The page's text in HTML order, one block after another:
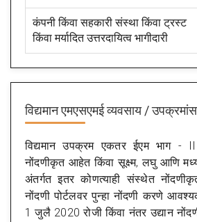
कंपनी किंवा सहकारी संस्था किंवा ट्रस्ट
किंवा मर्यादित उत्तरदायित्व भागीदारी
विद्यमान एमएसएमई व्यवसाय /
विद्यमान उपक्रम एकतर ईएम भाग -
नोंदणीकृत आहेत किंवा सूक्ष्म, लघु आणि
अंतर्गत इतर कोणत्याही संस्थेत
नोंदणी पोर्टलवर पुन्हा नोंदणी करणे
1 जुलै 2020 रोजी किंवा नंतर उद्यान